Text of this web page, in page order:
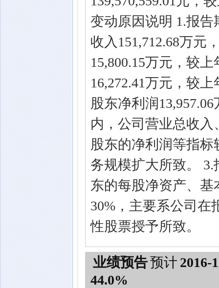
变动原因说明 1.报
收入151,712.68万元
15,800.15万元，较
16,272.41万元，较
股东净利润
内，公司营业总收
股东的净利润等指
务规模扩大所致。
东的每股净资产、
30%，主要系公司在
性股票授予所致。
业绩预告预计 2016-
44.0%